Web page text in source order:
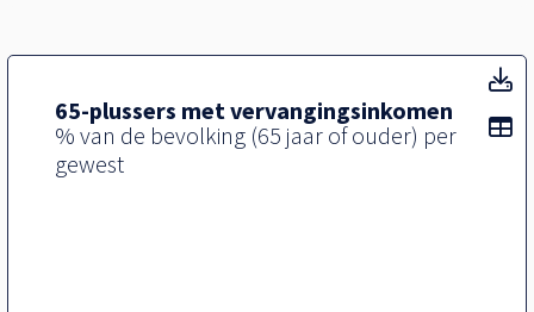
65-plussers met vervangingsinkomen
% van de bevolking (65 jaar of ouder) per
gewest